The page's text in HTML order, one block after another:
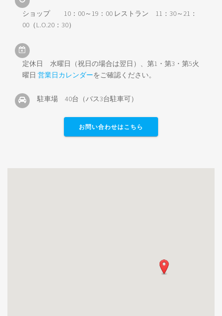
ショップ 10：00～19：00 レストラン 11：30～21：
00（L.O.20：30）
定休日 水曜日（祝日の場合は翌日）、第1・第3・第5火
曜日 営業日カレンダーをご確認ください。
駐車場 40台（バス3台駐車可）
お問い合わせはこちら